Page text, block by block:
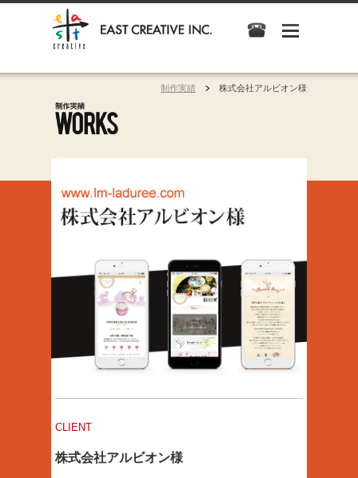
株式会社アルビオン様
制作実績
CLIENT
株式会社アルビオン様